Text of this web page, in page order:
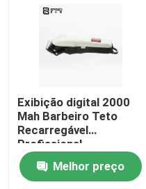
Aparelho de barbear
Micro aparelho de
Trimmer de cabelo
Exibição digital 2000
Mah Barbeiro Teto
Recarregável
Profissional
Melhor preço